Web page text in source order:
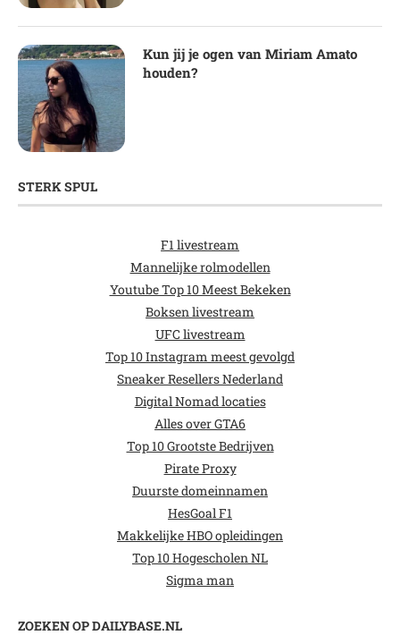
Kun jij je ogen van Miriam Amato
houden?
STERK SPUL
F1 livestream
Mannelijke rolmodellen
Youtube Top 10 Meest Bekeken
Boksen livestream
UFC livestream
Top 10 Instagram meest gevolgd
Sneaker Resellers Nederland
Digital Nomad locaties
Alles over GTA6
Top 10 Grootste Bedrijven
Pirate Proxy
Duurste domeinnamen
HesGoal F1
Makkelijke HBO opleidingen
Top 10 Hogescholen NL
Sigma man
ZOEKEN OP DAILYBASE.NL